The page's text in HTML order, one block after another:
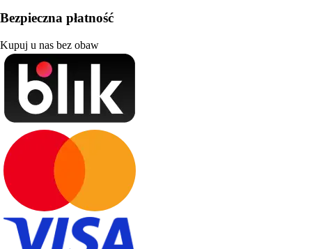
Bezpieczna płatność
Kupuj u nas bez obaw